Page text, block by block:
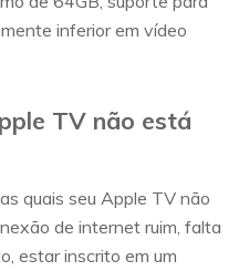
inferior em vídeo
TV não está
quais seu Apple TV não
de internet ruim, falta
estar inscrito em um